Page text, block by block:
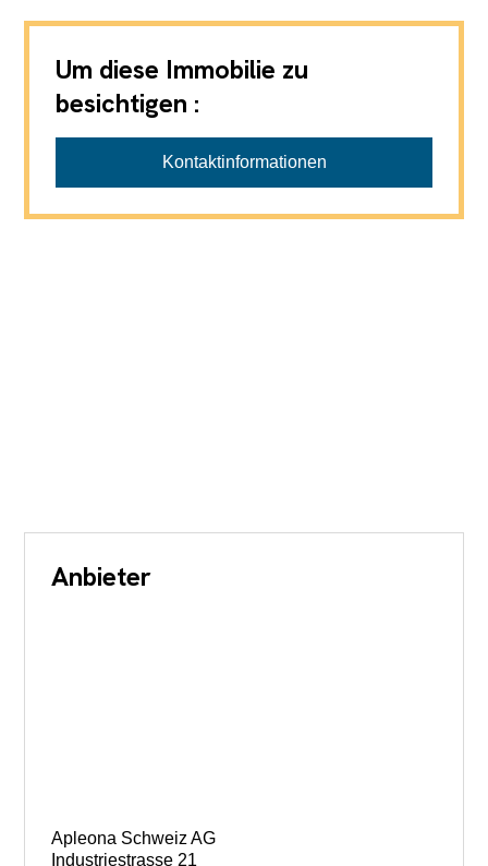
Um diese Immobilie zu
besichtigen :
Kontaktinformationen
Anbieter
Apleona Schweiz AG
Industriestrasse 21